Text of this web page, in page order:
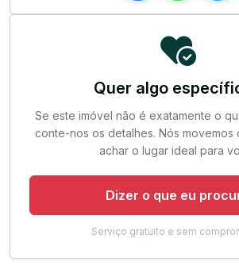
Quer algo
Se este imóvel não é exatamente o
conte-nos os detalhes. Nós movemos
achar o lugar ideal para
Dizer o que eu
Serviço gratuito e sem